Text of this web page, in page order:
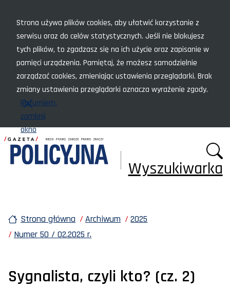
Strona używa plików cookies, aby ułatwić korzystanie z
serwisu oraz do celów statystycznych. Jeśli nie blokujesz
tych plików, to zgadzasz się na ich użycie oraz zapisanie w
pamięci urządzenia. Pamiętaj, że możesz samodzielnie
zarządzać cookies, zmieniając ustawienia przeglądarki. Brak
zmiany ustawienia przeglądarki oznacza wyrażenie zgody.
Rozumiem,
zamknij
okno
Wyszukiwarka
Strona główna Archiwum
2025
Numer 50 / 02.2025 r.
Sygnalista, czyli kto? (cz. 2)